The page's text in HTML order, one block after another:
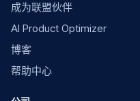
成为联盟伙伴
AI Product Optimizer
博客
帮助中心